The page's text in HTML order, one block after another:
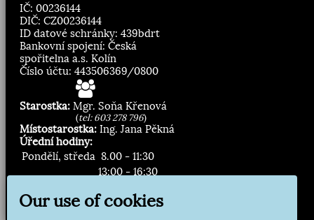
IČ: 00236144
DIČ: CZ00236144
ID datové schránky: 439bdrt
Bankovní spojení: Česká
spořitelna a.s. Kolín
Číslo účtu: 443506369/0800
Starostka: Mgr. Soňa Křenová
(tel: 603 278 796)
Místostarostka: Ing. Jana Pěkná
Úřední hodiny:
Pondělí, středa 8.00 - 11:30
13:00 - 16:30
Zasílání novinek:
Our use of cookies